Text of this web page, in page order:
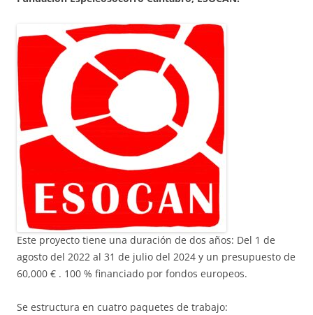
Este proyecto tiene una duración de dos años: Del 1 de
agosto del 2022 al 31 de julio del 2024 y un presupuesto de
60,000 € . 100 % financiado por fondos europeos.
Se estructura en cuatro paquetes de trabajo: